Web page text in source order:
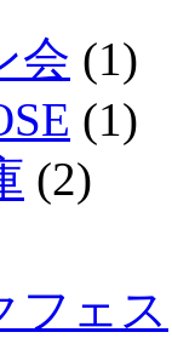
会 (1)
(1)
(2)
フェス